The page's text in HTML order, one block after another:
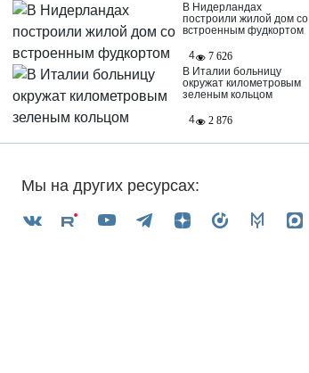
В Нидерландах
построили жилой дом со
встроенным фудкортом
4
7 626
В Италии больницу
окружат километровым
зеленым кольцом
4
2 876
Мы на других ресурсах: